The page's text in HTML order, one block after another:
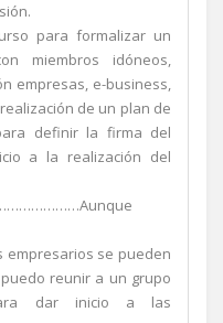
para formalizar un
miembros idóneos,
empresas, e-business,
de un plan de
definir la firma del
a la realización del
empresarios se pueden
reunir a un grupo
dar inicio a las